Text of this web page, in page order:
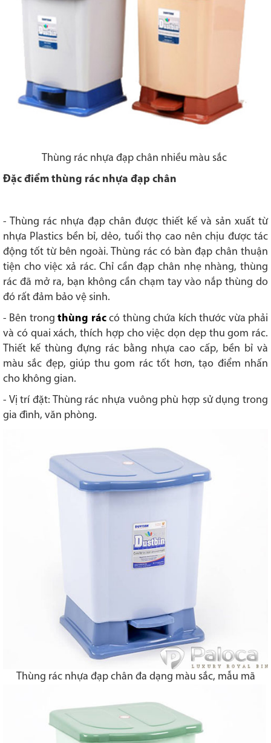
Thùng rác nhựa đạp chân nhiều màu sắc
Đặc điểm thùng rác nhựa đạp chân
- Thùng rác nhựa đạp chân được thiết kế và sản xuất từ
nhựa Plastics bền bỉ, dẻo, tuổi thọ cao nên chịu được tác
động tốt từ bên ngoài. Thùng rác có bàn đạp chân thuận
tiện cho việc xả rác. Chỉ cần đạp chân nhẹ nhàng, thùng
rác đã mở ra, bạn không cần chạm tay vào nắp thùng do
đó rất đảm bảo vệ sinh.
- Bên trongthùng ráccó thùng chứa kích thước vừa phải
và có quai xách, thích hợp cho việc dọn dẹp thu gom rác.
Thiết kế thùng đựng rác bằng nhựa cao cấp, bền bỉ và
màu sắc đẹp, giúp thu gom rác tốt hơn, tạo điểm nhấn
cho không gian.
- Vị trí đặt: Thùng rác nhựa vuông phù hợp sử dụng trong
gia đình, văn phòng.
Thùng rác nhựa đạp chân đa dạng màu sắc, mẫu mã